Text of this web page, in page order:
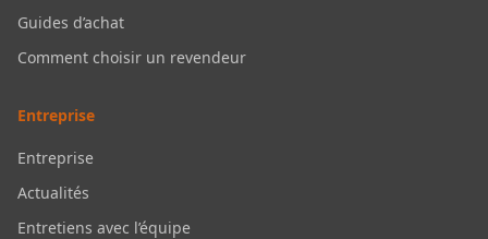
Guides d’achat
Comment choisir un revendeur
Entreprise
Entreprise
Actualités
Entretiens avec l’équipe